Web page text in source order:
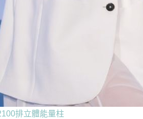
排立體能量柱